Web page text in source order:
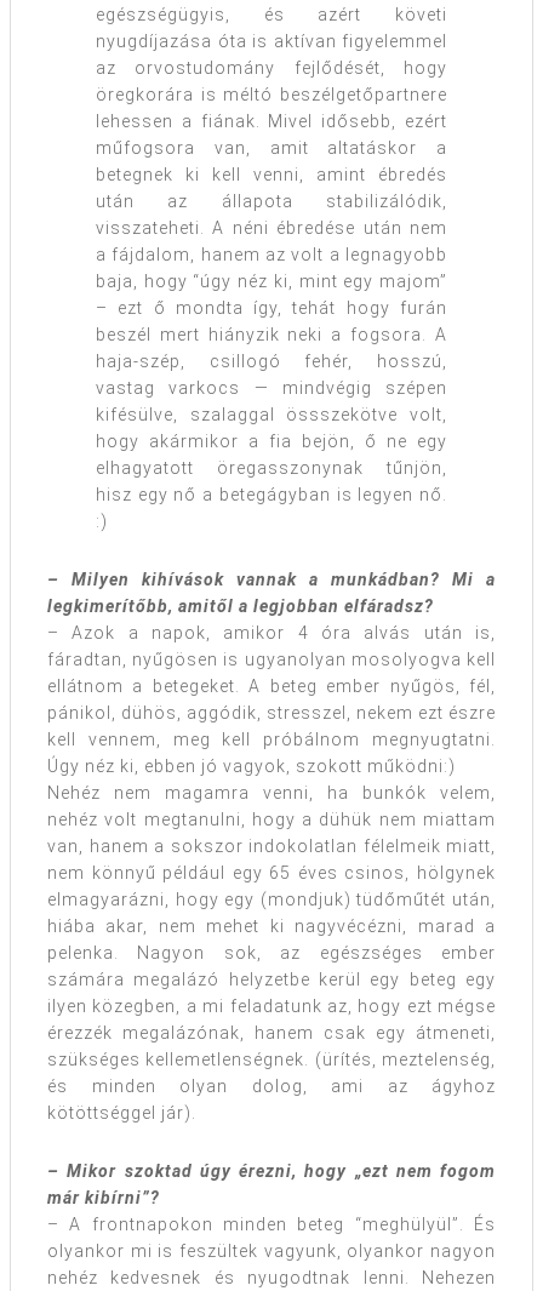
egészségügyis, és azért követi
nyugdíjazása óta is aktívan figyelemmel
az orvostudomány fejlődését, hogy
öregkorára is méltó beszélgetőpartnere
lehessen a fiának. Mivel idősebb, ezért
műfogsora van, amit altatáskor a
betegnek ki kell venni, amint ébredés
után az állapota stabilizálódik,
visszateheti. A néni ébredése után nem
a fájdalom, hanem az volt a legnagyobb
baja, hogy “úgy néz ki, mint egy majom”
– ezt ő mondta így, tehát hogy furán
beszél mert hiányzik neki a fogsora. A
haja-szép, csillogó fehér, hosszú,
vastag varkocs — mindvégig szépen
kifésülve, szalaggal össszekötve volt,
hogy akármikor a fia bejön, ő ne egy
elhagyatott öregasszonynak tűnjön,
hisz egy nő a betegágyban is legyen nő.
:)
– Milyen kihívások vannak a munkádban? Mi a
legkimerítőbb, amitől a legjobban elfáradsz?
– Azok a napok, amikor 4 óra alvás után is,
fáradtan, nyűgösen is ugyanolyan mosolyogva kell
ellátnom a betegeket. A beteg ember nyűgös, fél,
pánikol, dühös, aggódik, stresszel, nekem ezt észre
kell vennem, meg kell próbálnom megnyugtatni.
Úgy néz ki, ebben jó vagyok, szokott működni:)
Nehéz nem magamra venni, ha bunkók velem,
nehéz volt megtanulni, hogy a dühük nem miattam
van, hanem a sokszor indokolatlan félelmeik miatt,
nem könnyű például egy 65 éves csinos, hölgynek
elmagyarázni, hogy egy (mondjuk) tüdőműtét után,
hiába akar, nem mehet ki nagyvécézni, marad a
pelenka. Nagyon sok, az egészséges ember
számára megalázó helyzetbe kerül egy beteg egy
ilyen közegben, a mi feladatunk az, hogy ezt mégse
érezzék megalázónak, hanem csak egy átmeneti,
szükséges kellemetlenségnek. (ürítés, meztelenség,
és minden olyan dolog, ami az ágyhoz
kötöttséggel jár).
– Mikor szoktad úgy érezni, hogy „ezt nem fogom
már kibírni”?
– A frontnapokon minden beteg “meghülyül”. És
olyankor mi is feszültek vagyunk, olyankor nagyon
nehéz kedvesnek és nyugodtnak lenni. Nehezen